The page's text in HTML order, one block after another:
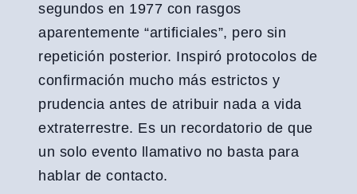
segundos en 1977 con rasgos
aparentemente “artificiales”, pero sin
repetición posterior. Inspiró protocolos de
confirmación mucho más estrictos y
prudencia antes de atribuir nada a vida
extraterrestre. Es un recordatorio de que
un solo evento llamativo no basta para
hablar de contacto.